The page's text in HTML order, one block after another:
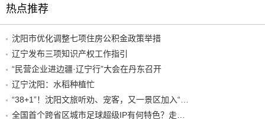
热点推荐
沈阳市优化调整七项住房公积金政策举措
辽宁发布三项知识产权工作指引
“民营企业进边疆·辽宁行”大会在丹东召开
辽宁沈阳：水稻种植忙